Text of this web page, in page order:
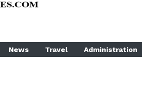
News Travel Administration